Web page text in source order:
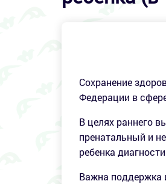
Сохранение
Федерации в
В целях раннего
пренатальный и
ребенка
Важна поддержка